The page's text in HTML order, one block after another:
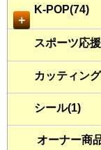
＋
K-POP(74)
スポーツ応
カッティン
シール(1)
オーナー商